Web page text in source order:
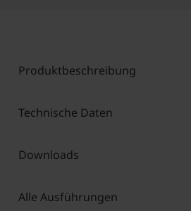
Produktbeschreibung
Technische Daten
Downloads
Alle Ausführungen